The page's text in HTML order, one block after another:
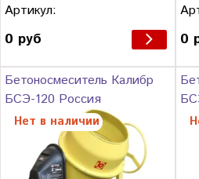
Артикул:
0 руб 0
Бетоносмеситель Калибр
БСЭ-120 Россия
Нет в наличии